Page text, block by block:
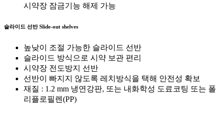
시약장 잠금기능 해제 가능
슬라이드 선반 Slide-out shelves
높낮이 조절 가능한 슬라이드 선반
슬라이드 방식으로 시약 보관 편리
시약장 전도방지 선반
선반이 빠지지 않도록 레치방식을 택해 안전성 확보
재질 : 1.2 mm 냉연강판, 또는 내화학성 도료코팅 또는 폴
리플로필렌(PP)